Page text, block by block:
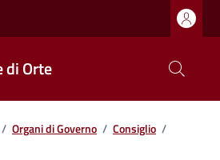
di Orte
/ Organi di Governo / Consiglio /